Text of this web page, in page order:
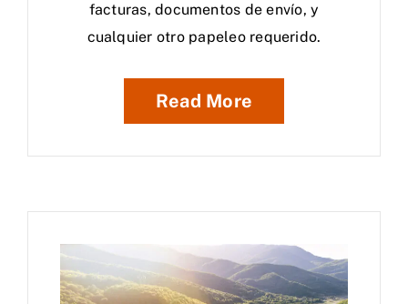
facturas, documentos de envío, y
cualquier otro papeleo requerido.
Read More